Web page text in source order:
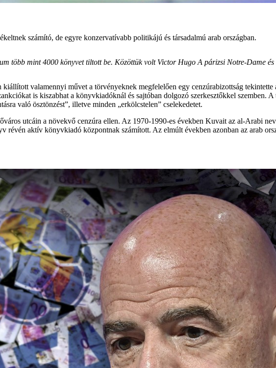
számító, de egyre konzervatívabb politikájú és társadalmú arab országban.
több mint 4000 könyvet tiltott be. Közöttük volt Victor Hugo A párizsi Notre-Dame
valamennyi művet a törvényeknek megfelelően egy cenzúrabizottság
is kiszabhat a könyvkiadóknál és sajtóban dolgozó szerkesztőkkel szemben.
való ösztönzést”, illetve minden „erkölcstelen” cselekedetet.
utcáin a növekvő cenzúra ellen. Az 1970-1990-es években Kuvait az al-Arabi
révén aktív könyvkiadó központnak számított. Az elmúlt években azonban az arab